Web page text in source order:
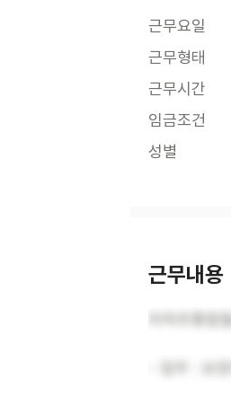
근무요일
근무형태
근무시간
임금조건
성별
근무내용